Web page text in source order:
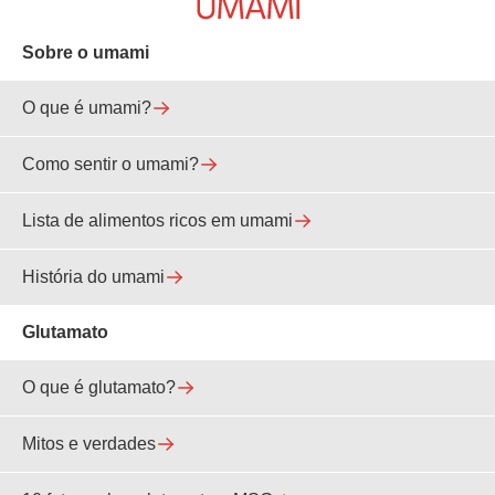
Sobre o umami
O que é umami?
Como sentir o umami?
Lista de alimentos ricos em umami
História do umami
Glutamato
O que é glutamato?
Mitos e verdades